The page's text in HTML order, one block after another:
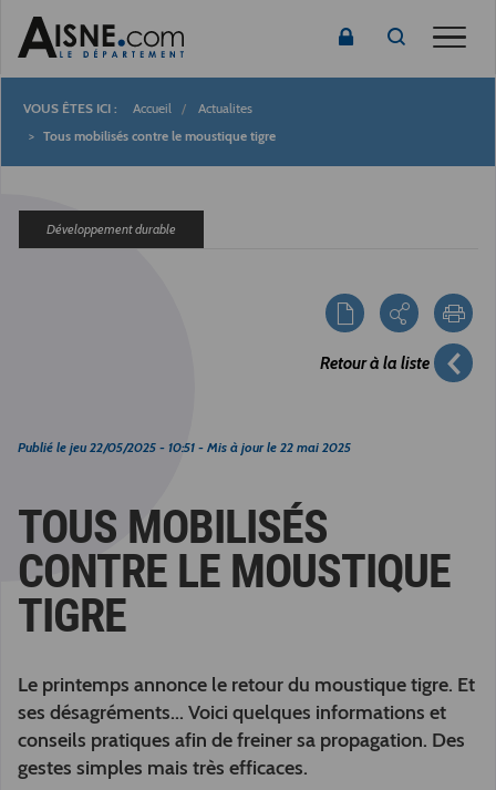
Fil
Accueil
Actualites
Tous mobilisés contre le moustique tigre
Développement durable
Retour à la liste
Publié le jeu 22/05/2025 - 10:51 - Mis à jour le 22 mai 2025
TOUS MOBILISÉS
CONTRE LE MOUSTIQUE
TIGRE
Le printemps annonce le retour du moustique tigre. Et
ses désagréments... Voici quelques informations et
conseils pratiques afin de freiner sa propagation. Des
gestes simples mais très efficaces.